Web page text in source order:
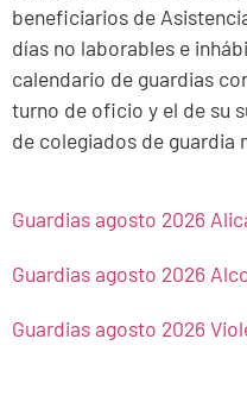
beneficiarios de
días no laborables e
calendario de guardias
turno de oficio y el de su
de colegiados de guardia
Guardias agosto 2026
Guardias agosto 2026
Guardias agosto 2026